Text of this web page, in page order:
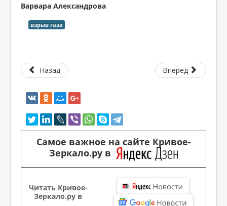
Варвара Александрова
взрыв газа
Назад Вперед
Самое важное на сайте Кривое-
Зеркало.ру в
Читать Кривое-
Зеркало.ру в